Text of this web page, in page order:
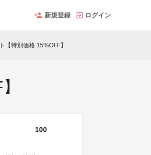
新規登録 ログイン
【特別価格 15%OFF】
100